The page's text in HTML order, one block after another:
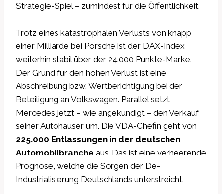
Strategie-Spiel – zumindest für die Öffentlichkeit.
Trotz eines katastrophalen Verlusts von knapp
einer Milliarde bei Porsche ist der DAX-Index
weiterhin stabil über der 24.000 Punkte-Marke.
Der Grund für den hohen Verlust ist eine
Abschreibung bzw. Wertberichtigung bei der
Beteiligung an Volkswagen. Parallel setzt
Mercedes jetzt – wie angekündigt – den Verkauf
seiner Autohäuser um. Die VDA-Chefin geht von
225.000 Entlassungen in der deutschen
Automobilbranche aus. Das ist eine verheerende
Prognose, welche die Sorgen der De-
Industrialisierung Deutschlands unterstreicht.